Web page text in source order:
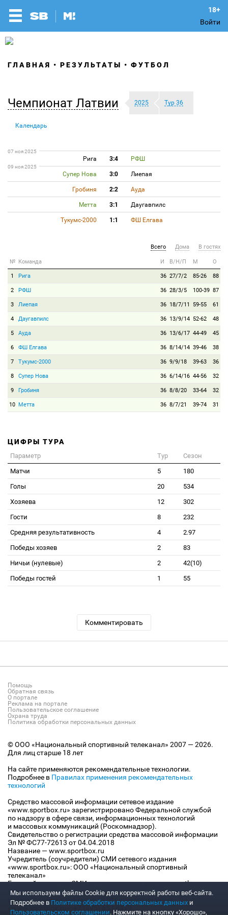
Войти
ГЛАВНАЯ РЕЗУЛЬТАТЫ ФУТБОЛ
Чемпионат Латвии 2025 Тур 36
Календарь
07 ноя 2025
Рига 3:4 РФШ
09 ноя 2025
Супер Нова 3:0 Лиепая
Гробиня 2:2 Ауда
Метта 3:1 Даугавпилс
Тукумс-2000 1:1 ФШ Елгава
Всего Дома В гостях
№ Команда И В/Н/П М О
1 Рига 36 27/7/2 85-26 88
2 РФШ 36 28/3/5 100-39 87
3 Лиепая 36 18/7/11 59-55 61
4 Даугавпилс 36 13/9/14 52-62 48
5 Ауда 36 13/6/17 44-49 45
6 ФШ Елгава 36 8/14/14 39-46 38
7 Тукумс-2000 36 9/9/18 39-63 36
8 Супер Нова 36 6/14/16 44-56 32
9 Гробиня 36 8/8/20 33-64 32
10 Метта 36 8/7/21 39-74 31
ЦИФРЫ ТУРА
Параметр Тур
Сезон
Матчи
5
180
Голы
20
534
Хозяева
12
302
Гости
8
232
Средняя результативность
4
2.97
Победы хозяев
2
83
Ничьи (нулевые)
2
42(10)
Победы гостей
1 55
Комментировать
Помощь
Обратная связь
О портале
Реклама на портале
Пользовательское соглашение
Охрана труда
Политика обработки персональных данных
© ООО «Национальный спортивный телеканал» 2007 — 2026.
Для лиц старше 18 лет
На сайте применяются рекомендательные технологии.
Подробнее в Правилах применения рекомендательных
технологий
Средство массовой информации сетевое издание
«www.sportbox.ru» зарегистрировано Федеральной службой
по надзору в сфере связи, информационных технологий
и массовых коммуникаций (Роскомнадзор).
Свидетельство о регистрации средства массовой информации
Эл № ФС77-72613 от 04.04.2018
Название — www.sportbox.ru
Учредитель (соучредители) СМИ сетевого издания
«www.sportbox.ru»: ООО «Национальный спортивный
телеканал»
Главный редактор СМИ сетевого издания «www.sportbox.ru»:
Конов В.А.
Номер телефона редакции СМИ сетевого издания
«www.sportbox.ru»: +7 (495) 653 8419
Мы используем файлы Сookie для корректной работы веб-сайта.
Подробнее в Политике обработки персональных данных и
Пользовательском соглашении. Нажмите на кнопку «Хорошо»,